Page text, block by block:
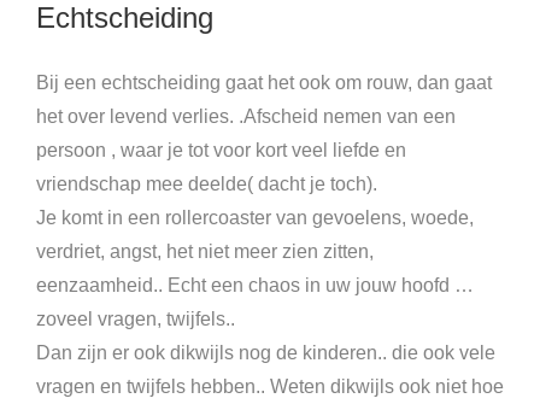
Echtscheiding
Bij een echtscheiding gaat het ook om rouw, dan gaat
het over levend verlies. .Afscheid nemen van een
persoon , waar je tot voor kort veel liefde en
vriendschap mee deelde( dacht je toch).
Je komt in een rollercoaster van gevoelens, woede,
verdriet, angst, het niet meer zien zitten,
eenzaamheid.. Echt een chaos in uw jouw hoofd …
zoveel vragen, twijfels..
Dan zijn er ook dikwijls nog de kinderen.. die ook vele
vragen en twijfels hebben.. Weten dikwijls ook niet hoe